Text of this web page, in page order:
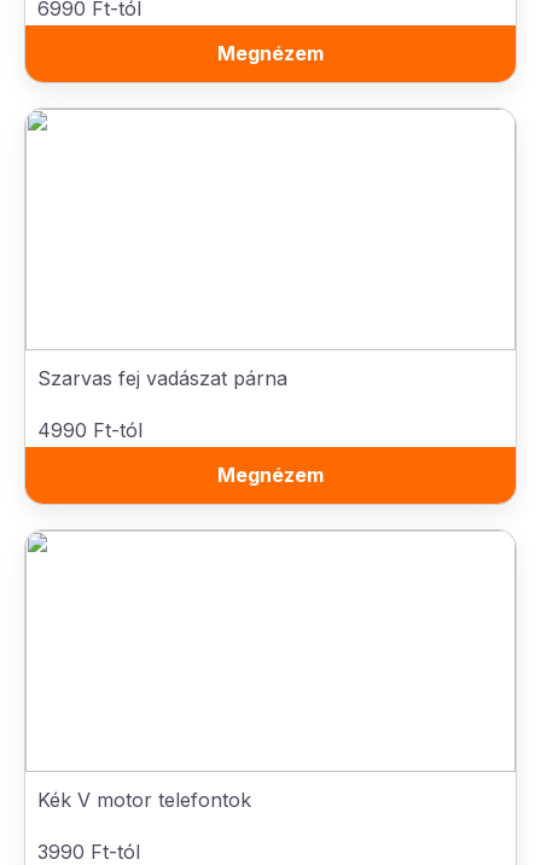
6990 Ft-tól
Megnézem
Szarvas fej vadászat párna
4990 Ft-tól
Megnézem
Kék V motor telefontok
3990 Ft-tól